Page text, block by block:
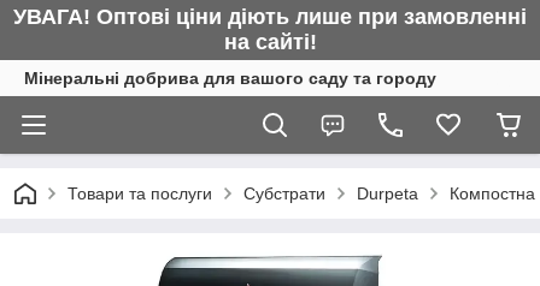
УВАГА! Оптові ціни діють лише при замовленні
на сайті!
Мінеральні добрива для вашого саду та городу
Товари та послуги Субстрати Durpeta Компостна